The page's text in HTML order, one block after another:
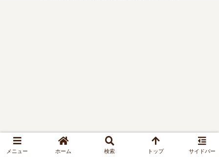
メニュー ホーム 検索 トップ サイドバー